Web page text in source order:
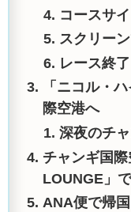
コースサ
スクリー
レース終
「ニコル・
際空港へ
深夜のチ
チャンギ国
LOUNGE」
ANA便で帰